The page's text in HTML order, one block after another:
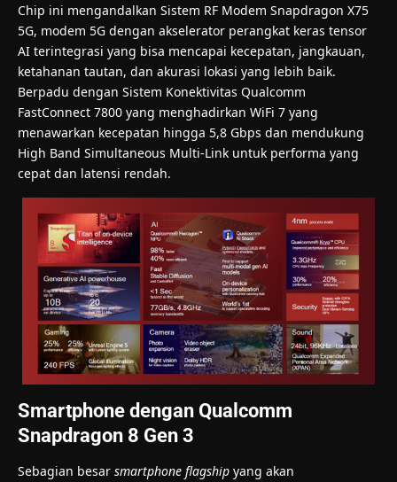
Chip ini mengandalkan Sistem RF Modem Snapdragon X75
5G, modem 5G dengan akselerator perangkat keras tensor
AI terintegrasi yang bisa mencapai kecepatan, jangkauan,
ketahanan tautan, dan akurasi lokasi yang lebih baik.
Berpadu dengan Sistem Konektivitas Qualcomm
FastConnect 7800 yang menghadirkan WiFi 7 yang
menawarkan kecepatan hingga 5,8 Gbps dan mendukung
High Band Simultaneous Multi-Link untuk performa yang
cepat dan latensi rendah.
Smartphone dengan Qualcomm
Snapdragon 8 Gen 3
Sebagian besar smartphone flagship yang akan